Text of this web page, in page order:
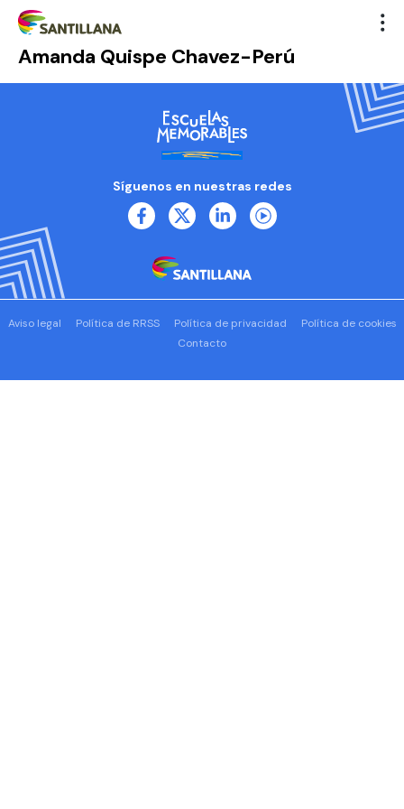
Amanda Quispe Chavez-Perú
Síguenos en nuestras redes
Aviso legal Política de RRSS Política de privacidad
Política de cookies
Contacto